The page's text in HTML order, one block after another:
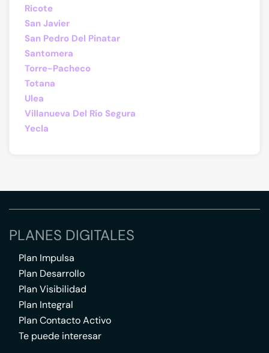
Ricote
San Javier
San Pedro Del Pinatar
Santomera
Torre-Pacheco
Totana
Ulea
Villanueva Del Río Segura
Yecla
PLANES DIGITALES
Plan Impulsa
Plan Desarrollo
Plan Visibilidad
Plan Integral
Plan Contacto Activo
Te puede interesar